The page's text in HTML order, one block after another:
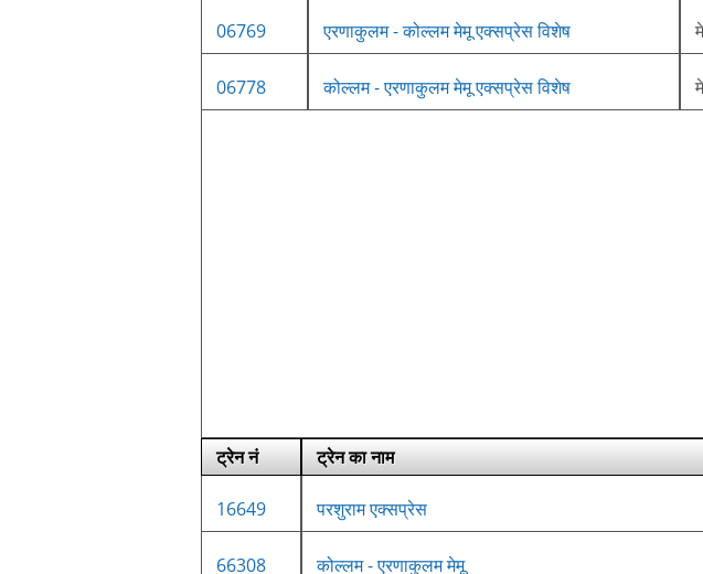
06769 एरणाकुलम - कोल्लम मेमू एक्सप्रेस विशेष
06778 कोल्लम - एरणाकुलम मेमू एक्सप्रेस विशेष
ट्रेन नं ट्रेन का नाम
16649 परशुराम एक्सप्रेस
66308 कोल्लम - एरणाकुलम मेमू